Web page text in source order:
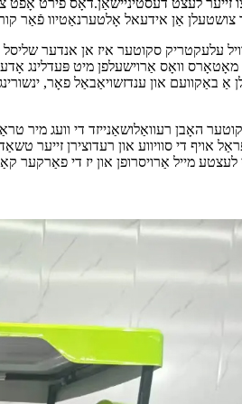
ווערסאַטילאַטי פון 4 וויל עלעקטריק סקוטער
וואָס אַרוישעלפן מיט פּעדלינג
באַקוועם און ענדזשויאַבאַל פאָר,
האָבן רעוואַלושאַנייזד די וועג מיר
לעצטע מייל אַרויסרופן און יז די